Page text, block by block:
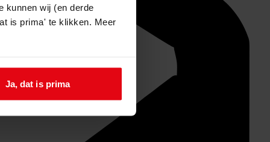
kunnen wij (en derde
is prima' te klikken. Meer
Ja, dat is prima